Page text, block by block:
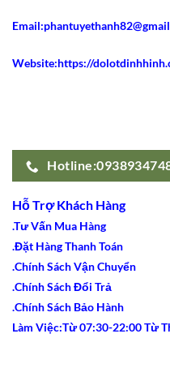
Website:https://
Hỗ Trợ Khách Hàng
.Tư Vấn Mua Hàng
.Đặt Hàng Thanh Toán
.Chính Sách Vận Chuyển
.Chính Sách Đổi Trả
.Chính Sách Bảo Hành
Làm Việc:Từ 07:30-22:00 Từ